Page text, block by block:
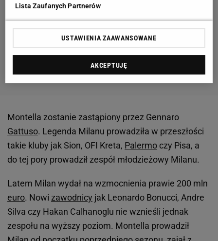
Montella zostanie zastąpiony przez Gennaro
Gattuso. Legenda Milanu prowadziła w przeszłości
takie kluby jak Sion, OFI Kreta, Palermo czy Pisa, a
do tej pory prowadził zespół młodzieżowy Milanu.
Latem Milan wydał na wzmocnienia prawie 200 mln
euro. Nowi zawodnicy jak Leonardo Bonucci, Andre
Silva czy Hakan Calhanoglu nie wznieśli jednak
zespołu na wyższy poziom. Montella prowadził
Lista Zaufanych Partnerów
USTAWIENIA ZAAWANSOWANE
AKCEPTUJĘ